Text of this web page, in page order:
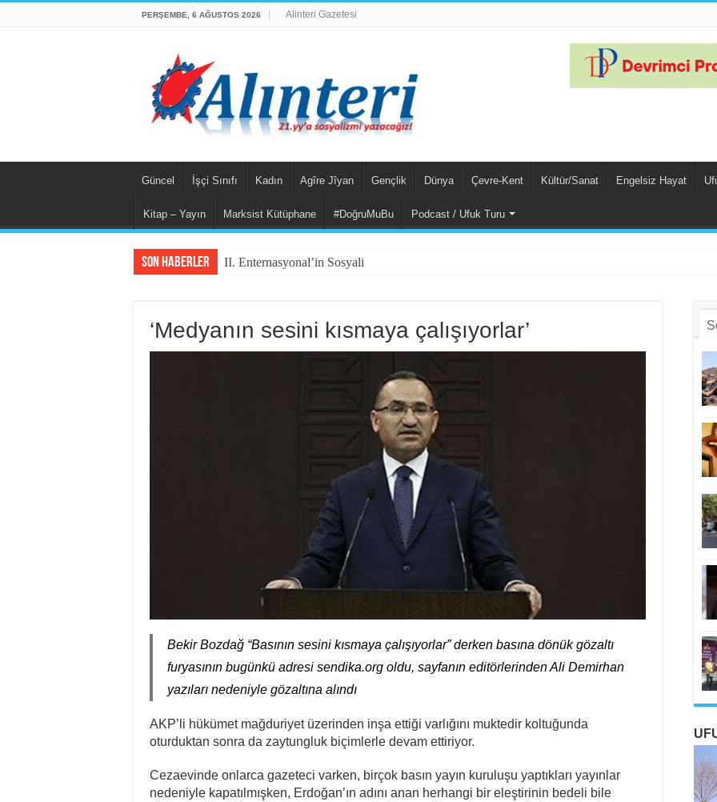
PERŞEMBE, 6 AĞUSTOS 2026 Alinteri Gazetesi
Güncel İşçi Sınıfı Kadın Agîre Jîyan Gençlik Dünya Çevre-Kent Kültür/Sanat Engelsiz Hayat
Kitap – Yayın Marksist Kütüphane #DoğruMuBu Podcast / Ufuk Turu
Son Haberler II. Enternasyonal’in Sosyalizm Anlayışının 2.0 Ve
‘Medyanın sesini kısmaya çalışıyorlar’
Bekir Bozdağ “Basının sesini kısmaya çalışıyorlar” derken basına dönük gözaltı
furyasının bugünkü adresi sendika.org oldu, sayfanın editörlerinden Ali Demirhan
yazıları nedeniyle gözaltına alındı
AKP’li hükümet mağduriyet üzerinden inşa ettiği varlığını muktedir koltuğunda
oturduktan sonra da zaytungluk biçimlerle devam ettiriyor.
Cezaevinde onlarca gazeteci varken, birçok basın yayın kuruluşu yaptıkları yayınlar
nedeniyle kapatılmışken, Erdoğan’ın adını anan herhangi bir eleştirinin bedeli bile